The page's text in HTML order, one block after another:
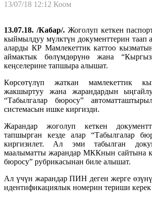
13/07/18 12:12 Коом
13.07.18. /Кабар/.Жоголуп кеткен
кыймылдуу мүлктүн документтерин таап
аларды КР Мамлекеттик каттоо
аймактык бөлүмдөрүнө жана
кеңселерине тапшыра алышат.
Көрсөтүлүп жаткан мамлекеттик
жакшыртуу жана жарандардын
“Табылгалар бюросу”
системасын ишке киргизди.
Жарандар жоголуп кеткен
тапшырган кезде алар “Табылгалар
киргизилет. Ал эми табылган
маалыматты жарандар МККнын сайтына
бюросу” рубрикасынан биле алышат.
Ал үчүн жарандар ПИН деген жерге
идентификациялык номерин териши керек